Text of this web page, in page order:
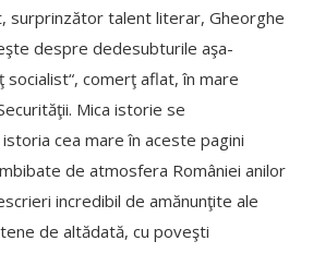
surprinzător talent literar, Gheorghe
despre dedesubturile aşa-
socialist“, comerţ aflat, în mare
Mica istorie se
cea mare în aceste pagini
de atmosfera României anilor
incredibil de amănunţite ale
de altădată, cu poveşti